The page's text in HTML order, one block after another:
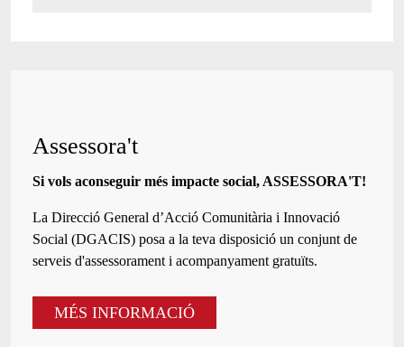
Assessora't
Si vols aconseguir més impacte social, ASSESSORA'T!
La Direcció General d’Acció Comunitària i Innovació
Social (DGACIS) posa a la teva disposició un conjunt de
serveis d'assessorament i acompanyament gratuïts.
MÉS INFORMACIÓ